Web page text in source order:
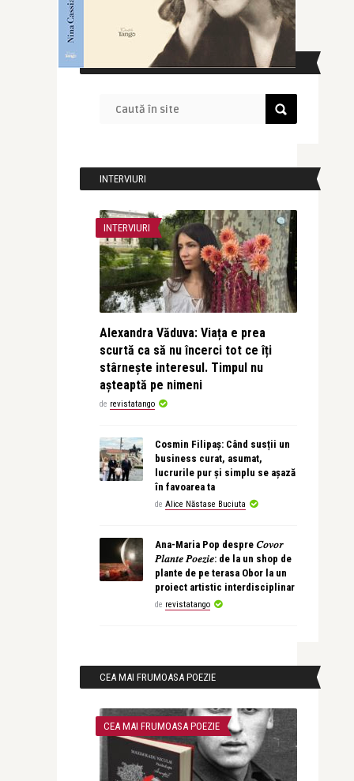
CAUTĂ ÎN SITE
INTERVIURI
INTERVIURI
Alexandra Văduva: Viața e prea
scurtă ca să nu încerci tot ce îți
stârnește interesul. Timpul nu
așteaptă pe nimeni
de revistatango
Cosmin Filipaș: Când susții un
business curat, asumat,
lucrurile pur și simplu se așază
în favoarea ta
de Alice Năstase Buciuta
Ana-Maria Pop despre 𝐶𝑜𝑣𝑜𝑟
𝑃𝑙𝑎𝑛𝑡𝑒 𝑃𝑜𝑒𝑧𝑖𝑒: de la un shop de
plante de pe terasa Obor la un
proiect artistic interdisciplinar
de revistatango
CEA MAI FRUMOASA POEZIE
CEA MAI FRUMOASA POEZIE